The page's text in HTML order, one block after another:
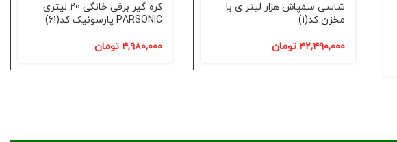
شاسی سمپاش هزار لیتر ی با
مخزن کد(1)
۴۲,۴۹۰,۰۰۰ تومان
کره گیر برقی خانگی 20 لیتری
PARSONIC پارسونیک کد(61)
۴,۹۸۰,۰۰۰ تومان